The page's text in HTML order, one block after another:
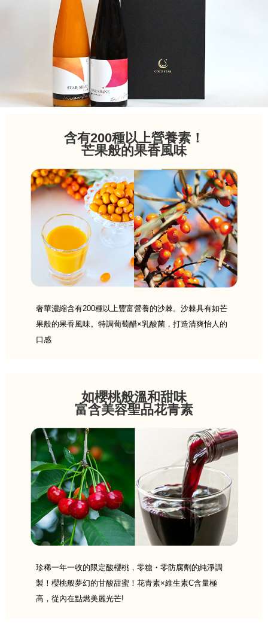
含有200種以上營養素！
芒果般的果香風味
奢華濃縮含有200種以上豐富營養的沙棘。沙棘具有如芒
果般的果香風味。特調葡萄醋×乳酸菌，打造清爽怡人的
口感
如櫻桃般溫和甜味
富含美容聖品花青素
珍稀一年一收的限定酸櫻桃，零糖・零防腐劑的純淨調
製！櫻桃般夢幻的甘酸甜蜜！花青素×維生素C含量極
高，從內在點燃美麗光芒!